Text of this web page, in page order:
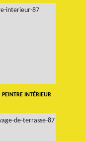
PEINTRE INTÉRIEUR